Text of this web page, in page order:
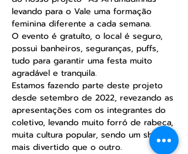
levando para o Vale uma formação
feminina diferente a cada semana.
O evento é gratuíto, o local é seguro,
possui banheiros, seguranças, puffs,
tudo para garantir uma festa muito
agradável e tranquila.
Estamos fazendo parte deste projeto
desde setembro de 2022, revezando as
apresentações com os integrantes do
coletivo, levando muito forró de rabeca,
muita cultura popular, sendo um show
mais divertido que o outro.